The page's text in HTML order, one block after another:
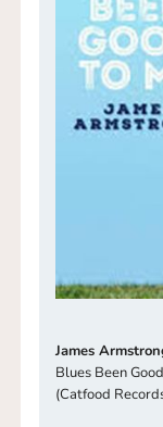
James
Blues Been
(Catfood